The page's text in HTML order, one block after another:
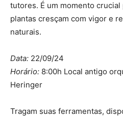
tutores. É um momento crucial
plantas cresçam com vigor e
naturais.
Data: 22/09/24
Horário: 8:00h Local antigo
Heringer
Tragam suas ferramentas,